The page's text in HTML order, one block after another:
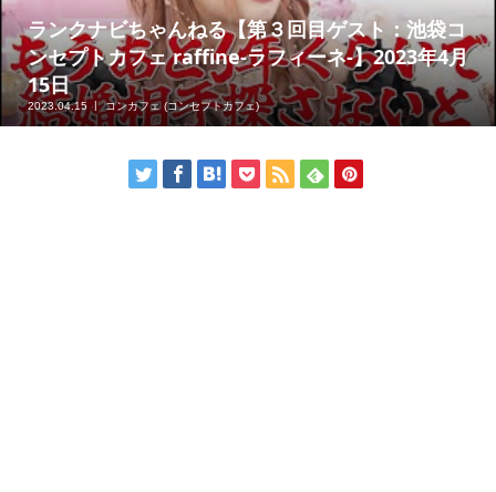
ランクナビちゃんねる【第３回目ゲスト：池袋コ
ンセプトカフェ raffine-ラフィーネ-】2023年4月
15日
2023.04.15 コンカフェ (コンセプトカフェ)